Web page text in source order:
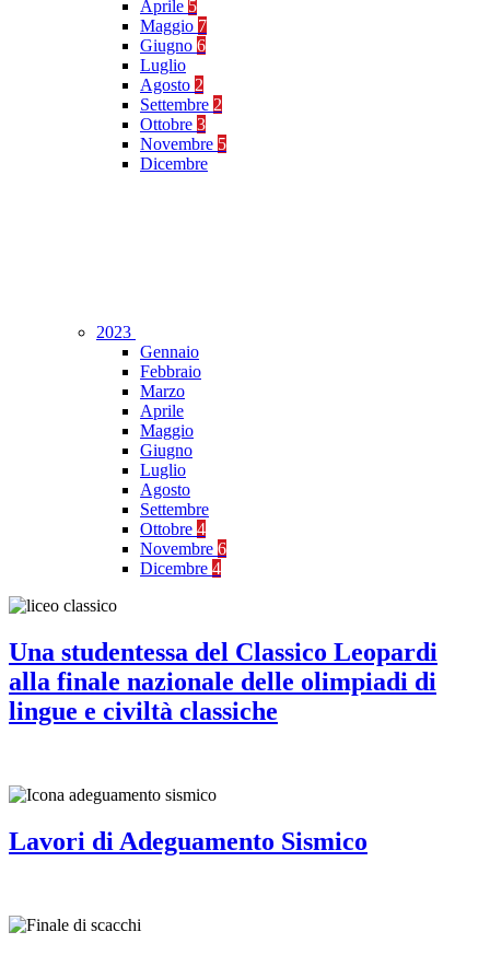
Aprile 5
Maggio 7
Giugno 6
Luglio
Agosto 2
Settembre 2
Ottobre 3
Novembre 5
Dicembre
2023
Gennaio
Febbraio
Marzo
Aprile
Maggio
Giugno
Luglio
Agosto
Settembre
Ottobre 4
Novembre 6
Dicembre 4
Una studentessa del Classico Leopardi
alla finale nazionale delle olimpiadi di
lingue e civiltà classiche
Lavori di Adeguamento Sismico